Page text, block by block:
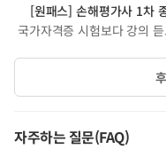
[원패스] 손해평가사 1차
국가자격증 시험보다 강의
자주하는 질문(FAQ)